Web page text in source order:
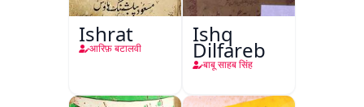
Ishrat
आरिफ़ बटालवी
Ishq
Dilfareb
बाबू साहब सिंह